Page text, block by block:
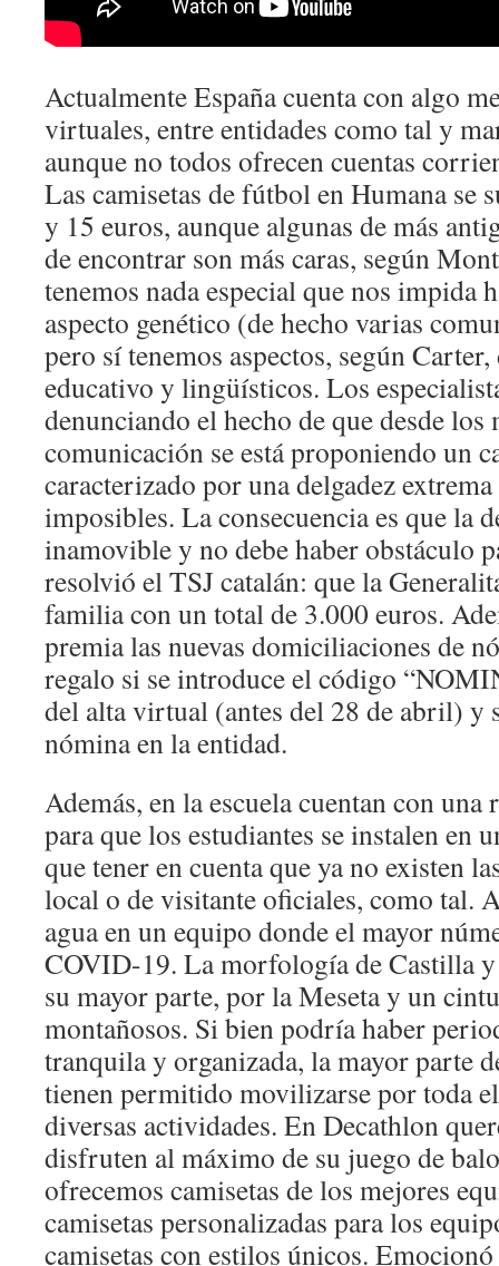
Actualmente España cuenta con algo
virtuales, entre entidades como tal y
aunque no todos ofrecen cuentas
Las camisetas de fútbol en Humana se
y 15 euros, aunque algunas de más
de encontrar son más caras, según
tenemos nada especial que nos impida
aspecto genético (de hecho varias
pero sí tenemos aspectos, según
educativo y lingüísticos. Los
denunciando el hecho de que desde los
comunicación se está proponiendo un
caracterizado por una delgadez
imposibles. La consecuencia es que la
inamovible y no debe haber obstáculo
resolvió el TSJ catalán: que la
familia con un total de 3.000 euros.
premia las nuevas domiciliaciones de
regalo si se introduce el código
del alta virtual (antes del 28 de abril) y
nómina en la entidad.
Además, en la escuela cuentan con una
para que los estudiantes se instalen en
que tener en cuenta que ya no existen
local o de visitante oficiales, como tal.
agua en un equipo donde el mayor
COVID-19. La morfología de Castilla
su mayor parte, por la Meseta y un
montañosos. Si bien podría haber
tranquila y organizada, la mayor parte
tienen permitido movilizarse por toda
diversas actividades. En Decathlon
disfruten al máximo de su juego de
ofrecemos camisetas de los mejores
camisetas personalizadas para los
camisetas con estilos únicos.